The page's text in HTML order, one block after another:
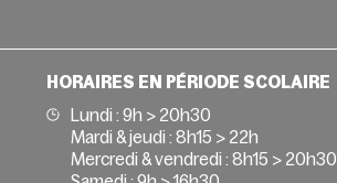
HORAIRES EN PÉRIODE SCOLAIRE
Lundi : 9h > 20h30
Mardi & jeudi : 8h15 > 22h
Mercredi & vendredi : 8h15 > 20h30